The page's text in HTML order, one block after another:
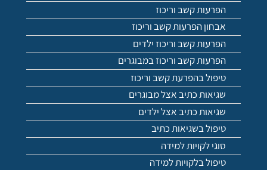
הפרעות קשב וריכוז
אבחון הפרעות קשב וריכוז
הפרעות קשב וריכוז ילדים
הפרעות קשב וריכוז במבוגרים
טיפול בהפרעת קשב וריכוז
שגיאות כתיב אצל מבוגרים
שגיאות כתיב אצל ילדים
טיפול בשגיאות כתיב
סוגי לקויות למידה
טיפול בלקויות למידה